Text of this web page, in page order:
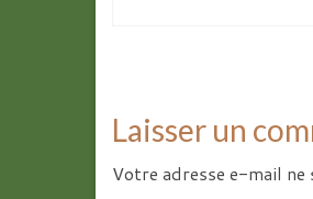
Laisser un
Votre adresse e-mail ne